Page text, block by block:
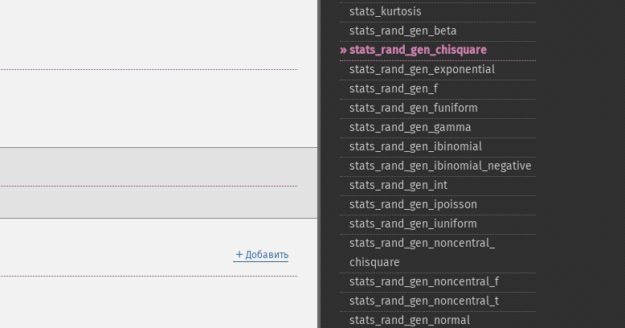
＋ Добавить
stats_​kurtosis
stats_​rand_​gen_​beta
stats_​rand_​gen_​chisquare
stats_​rand_​gen_​exponential
stats_​rand_​gen_​f
stats_​rand_​gen_​funiform
stats_​rand_​gen_​gamma
stats_​rand_​gen_​ibinomial
stats_​rand_​gen_​ibinomial_​negative
stats_​rand_​gen_​int
stats_​rand_​gen_​ipoisson
stats_​rand_​gen_​iuniform
stats_​rand_​gen_​noncentral_​
chisquare
stats_​rand_​gen_​noncentral_​f
stats_​rand_​gen_​noncentral_​t
stats_​rand_​gen_​normal